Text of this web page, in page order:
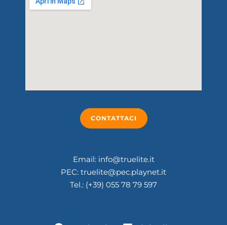
CONTATTACI
Email: info@truelite.it
PEC: truelite@pec.playnet.it
Tel.: (+39) 055 78 79 597